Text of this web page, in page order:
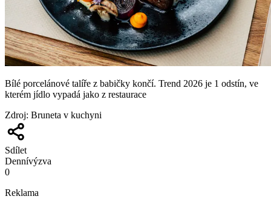
Bílé porcelánové talíře z babičky končí. Trend 2026 je 1 odstín, ve
kterém jídlo vypadá jako z restaurace
Zdroj: Bruneta v kuchyni
Sdílet
Dennívýzva
0
Reklama